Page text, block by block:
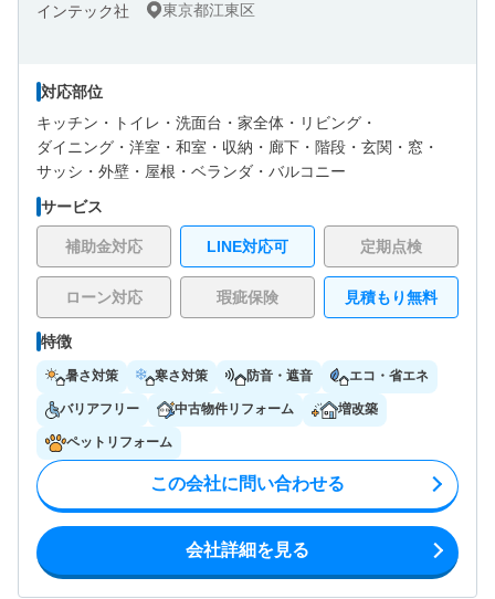
東京都江東区
対応部位
キッチン・
トイレ・ 洗面台・ 家全体・ リビング・
ダイニング・ 洋室・ 和室・ 収納・ 廊下・ 階段・ 玄関・ 窓・
サッシ・ 外壁・ 屋根・ ベランダ・バルコニー
サービス
補助金対応 LINE対応可 定期点検
ローン対応 瑕疵保険 見積もり無料
特徴
暑さ対策 寒さ対策 防音・遮音 エコ・省エネ
バリアフリー 中古物件リフォーム 増改築
ペットリフォーム
この会社に問い合わせる
会社詳細を見る